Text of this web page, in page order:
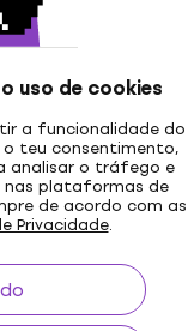
uso de cookies
a funcionalidade do
o teu consentimento,
analisar o tráfego e
nas plataformas de
de acordo com as
Privacidade.